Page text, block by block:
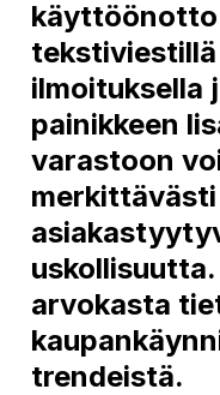
käyttöönotto
ilmoituksella
painikkeen
varastoon
merkittävästi
arvokasta
trendeistä.